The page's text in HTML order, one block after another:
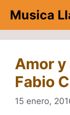
contenido
Musica
Amor
Fabio
15 enero,